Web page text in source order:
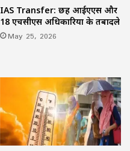
IAS Transfer: छह आईएएस और
18 एचसीएस अधिकारियों के तबादले
May 25, 2026